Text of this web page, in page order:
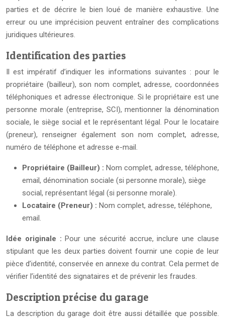
parties et de décrire le bien loué de manière exhaustive. Une
erreur ou une imprécision peuvent entraîner des complications
juridiques ultérieures.
Identification des parties
Il est impératif d’indiquer les informations suivantes : pour le
propriétaire (bailleur), son nom complet, adresse, coordonnées
téléphoniques et adresse électronique. Si le propriétaire est une
personne morale (entreprise, SCI), mentionner la dénomination
sociale, le siège social et le représentant légal. Pour le locataire
(preneur), renseigner également son nom complet, adresse,
numéro de téléphone et adresse e-mail.
Propriétaire (Bailleur) : Nom complet, adresse, téléphone,
email, dénomination sociale (si personne morale), siège
social, représentant légal (si personne morale).
Locataire (Preneur) : Nom complet, adresse, téléphone,
email.
Idée originale :Pour une sécurité accrue, inclure une clause
stipulant que les deux parties doivent fournir une copie de leur
pièce d’identité, conservée en annexe du contrat. Cela permet de
vérifier l’identité des signataires et de prévenir les fraudes.
Description précise du garage
La description du garage doit être aussi détaillée que possible.